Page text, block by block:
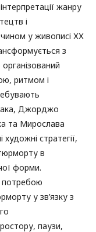
жанру
і
у живописі ХХ
з
ритмом і
Джорджо
та Мирослава
художні стратегії,
в
форми.
потребою
у зв’язку з
паузи,